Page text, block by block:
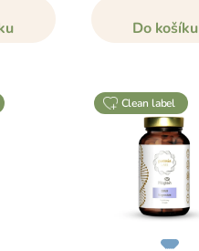
Do košíku
clean label